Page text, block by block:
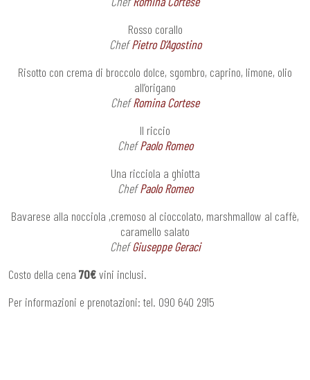
Rosso corallo
ChefPietro D’Agostino
Risotto con crema di broccolo dolce, sgombro, caprino, limone, olio
all’origano
ChefRomina Cortese
Il riccio
ChefPaolo Romeo
Una ricciola a ghiotta
ChefPaolo Romeo
Bavarese alla nocciola ,cremoso al cioccolato, marshmallow al caffè,
caramello salato
ChefGiuseppe Geraci
Costo della cena 70€vini inclusi.
Per informazioni e prenotazioni: tel. 090 640 2915